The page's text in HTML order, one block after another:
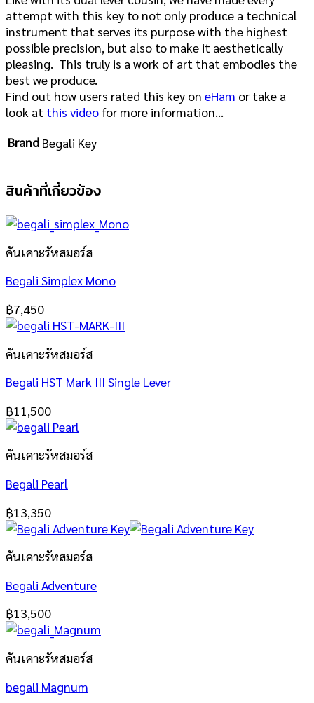
attempt with this key to not only produce a technical
instrument that serves its purpose with the highest
possible precision, but also to make it aesthetically
pleasing. This truly is a work of art that embodies the
best we produce.
Find out how users rated this key on eHam or take a
look at this video for more information…
Brand Begali Key
สินค้าที่เกี่ยวข้อง
คันเคาะรัหสมอร์ส
Begali Simplex Mono
฿7,450
คันเคาะรัหสมอร์ส
Begali HST Mark III Single Lever
฿11,500
คันเคาะรัหสมอร์ส
Begali Pearl
฿13,350
คันเคาะรัหสมอร์ส
Begali Adventure
฿13,500
คันเคาะรัหสมอร์ส
begali Magnum